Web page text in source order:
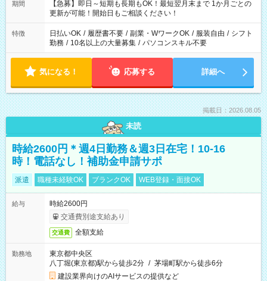
期間
【急募】即日～短期も長期もOK！最短翌月末まで 1か月ごとの
更新が可能！開始日もご相談ください！
特徴 日払いOK / 履歴書不要 / 副業・WワークOK / 服装自由 / シフト
勤務 / 10名以上の大量募集 / パソコンスキル不要
気になる！ 応募する 詳細へ
掲載日：2026.08.05
未読
時給2600円＊週4日勤務＆週3日在宅！10-16
時！電話なし！補助金申請サポ
派遣 職種未経験OK ブランクOK WEB登録・面接OK
給与
時給2600円
交通費別途支給あり
交通費 全額支給
勤務地
東京都中央区
八丁堀(東京都)駅から徒歩2分 / 茅場町駅から徒歩6分
建設業界向けのAIサービスの提供など